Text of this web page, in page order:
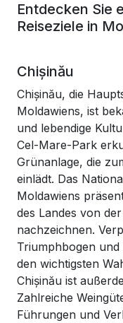
Entdecken Sie
Reiseziele in
Chișinău
Chișinău, die
Moldawiens, ist
und lebendige
Cel-Mare-Park
Grünanlage, die
einlädt. Das
Moldawiens
des Landes von
nachzeichnen.
Triumphbogen
den wichtigsten
Chișinău ist
Zahlreiche
Führungen und